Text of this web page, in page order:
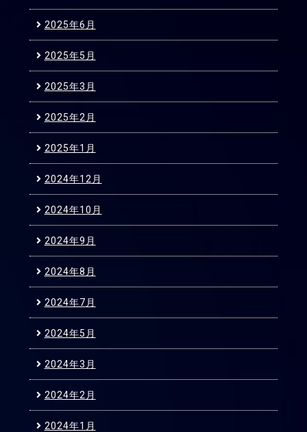
2025年6月
2025年5月
2025年3月
2025年2月
2025年1月
2024年12月
2024年10月
2024年9月
2024年8月
2024年7月
2024年5月
2024年3月
2024年2月
2024年1月